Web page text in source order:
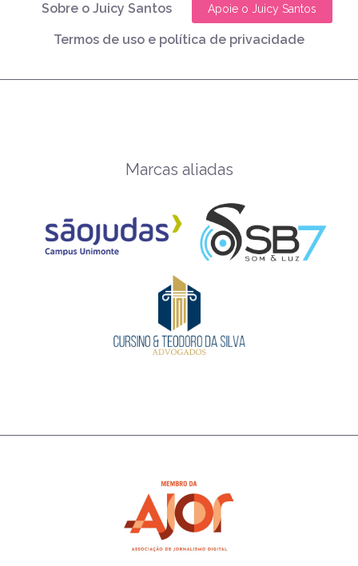
Sobre o Juicy Santos Apoie o Juicy Santos
Termos de uso e política de privacidade
Marcas aliadas